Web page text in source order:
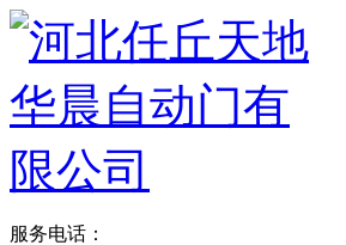
服务电话：